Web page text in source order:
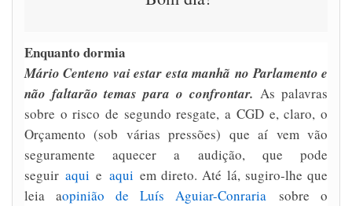
Enquanto dormia
Mário Centeno vai estar esta manhã no Parlamento e
não faltarão temas para o confrontar.As palavras
sobre o risco de segundo resgate, a CGD e, claro, o
Orçamento (sob várias pressões) que aí vem vão
seguramente aquecer a audição, que pode
seguiraqui e aqui em direto. Até lá, sugiro-lhe que
leia aopinião de Luís Aguiar-Conraria sobre o